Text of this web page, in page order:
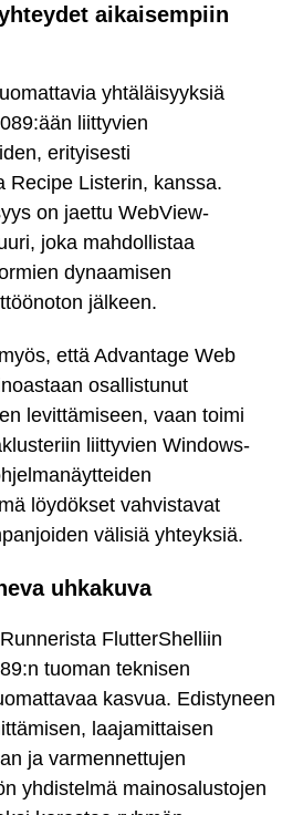
aikaisempiin
yhtäläisyyksiä
liittyvien
erityisesti
Recipe Listerin, kanssa.
on jaettu WebView-
joka mahdollistaa
dynaamisen
jälkeen.
että Advantage Web
osallistunut
levittämiseen, vaan toimi
liittyvien Windows-
löydökset vahvistavat
välisiä yhteyksiä.
uhkakuva
FlutterShelliin
tuoman teknisen
kasvua. Edistyneen
laajamittaisen
ja varmennettujen
yhdistelmä mainosalustojen